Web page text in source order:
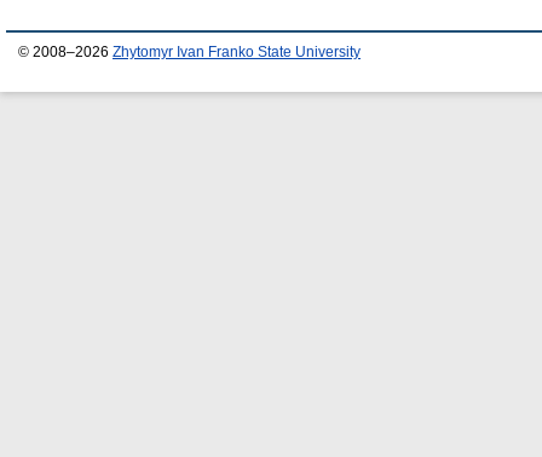
© 2008–2026 Zhytomyr Ivan Franko State University